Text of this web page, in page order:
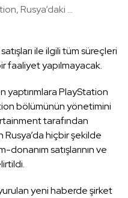
Rusya’daki ...
ile ilgili tüm süreçleri
faaliyet yapılmayacak.
yaptırımlara PlayStation
bölümünün yönetimini
tarafından
Rusya’da hiçbir şekilde
satışlarının ve
yeni haberde şirket